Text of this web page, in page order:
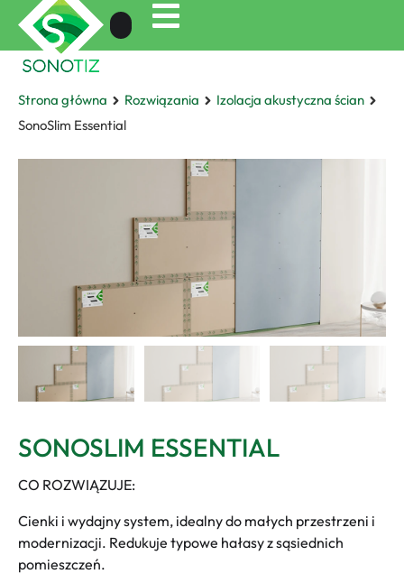
Strona główna Rozwiązania
Izolacja akustyczna ścian
SonoSlim Essential
SONOSLIM ESSENTIAL
CO ROZWIĄZUJE:
Cienki i wydajny system, idealny do małych przestrzeni i
modernizacji. Redukuje typowe hałasy z sąsiednich
pomieszczeń.